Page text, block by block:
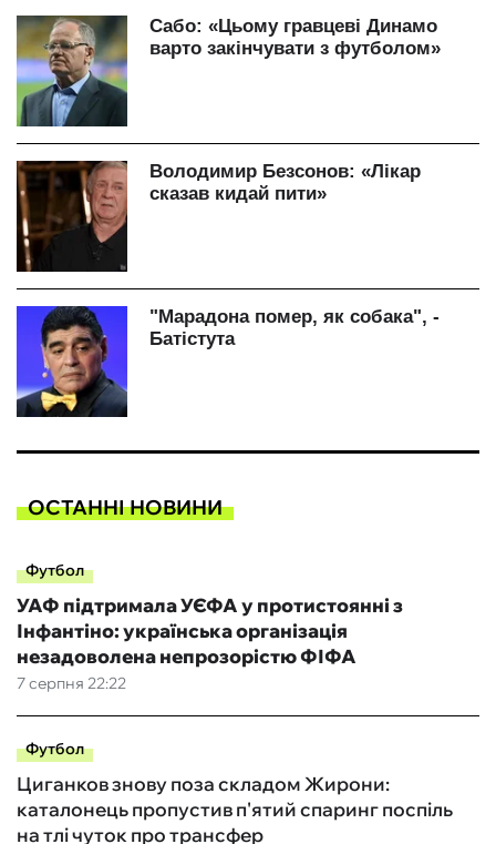
ОСТАННІ НОВИНИ
Футбол
7 серпня 22:22
УАФ підтримала УЄФА у протистоянні з
Інфантіно: українська організація
незадоволена непрозорістю ФІФА
Футбол
Циганков знову поза складом Жирони:
каталонець пропустив п'ятий спаринг поспіль
на тлі чуток про трансфер